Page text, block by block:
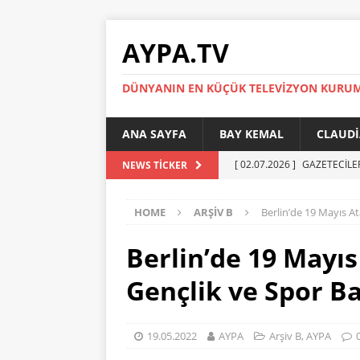
AYPA.TV
DÜNYANIN EN KÜÇÜK TELEVIZYON
ANA SAYFA BAY KEMAL
NEWS TICKER [ 02.07.2026 ]
[ 27.05.2026 ]
[ 05.07.2026 ]
AYPA
HOME ARŞIV B Berlin’de 19 Mayıs
Berlin’de 19
Gençlik ve Spor
19.05.2022 AYPA Arşiv B, AYPA